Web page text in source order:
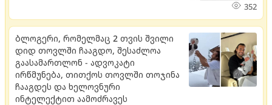
352
ბლოგერი, რომელმაც 2 თვის შვილი
დიდ თოვლში ჩააგდო, შესაძლოა
გაასამართლონ - ადვოკატი
ირწმუნება, თითქოს თოვლში თოჯინა
ჩააგდეს და ხელოვნური
ინტელექტით აამოძრავეს